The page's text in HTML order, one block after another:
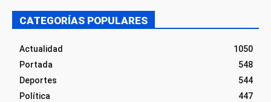
CATEGORÍAS POPULARES
Actualidad
1050
Portada
548
Deportes
544
Política
447